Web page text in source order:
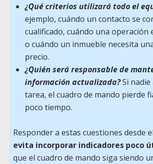
¿Qué criterios utilizará todo el
ejemplo, cuándo un contacto se
cualificado, cuándo una operación
o cuándo un inmueble necesita
precio.
¿Quién será responsable de
información actualizada?Si
tarea, el cuadro de mando pierde
poco tiempo.
Responder a estas cuestiones desde
evita incorporar indicadores poco
que el cuadro de mando siga siendo